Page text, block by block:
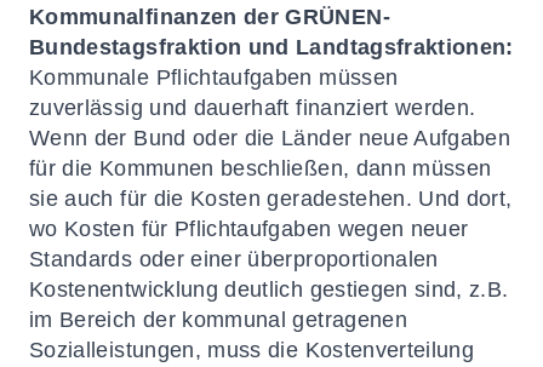
Kommunalfinanzen der GRÜNEN-
Bundestagsfraktion und Landtagsfraktionen:
Kommunale Pflichtaufgaben müssen
zuverlässig und dauerhaft finanziert werden.
Wenn der Bund oder die Länder neue Aufgaben
für die Kommunen beschließen, dann müssen
sie auch für die Kosten geradestehen. Und dort,
wo Kosten für Pflichtaufgaben wegen neuer
Standards oder einer überproportionalen
Kostenentwicklung deutlich gestiegen sind, z.B.
im Bereich der kommunal getragenen
Sozialleistungen, muss die Kostenverteilung